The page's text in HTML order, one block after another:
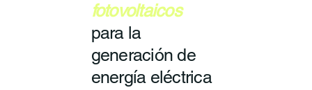
fotovoltaicos
para la
generación de
energía eléctrica